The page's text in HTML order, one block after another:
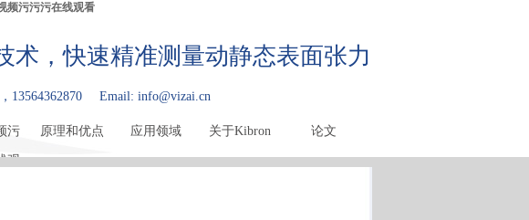
频污污污在线观看
，快速精准测量动静态表面张力
，13564362870 Email: info@vizai.cn
污
观
原理和优点 应用领域 关于Kibron 论文